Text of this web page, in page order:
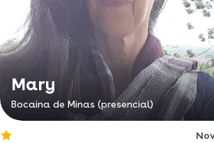
Mary
Bocaina de Minas (presencial)